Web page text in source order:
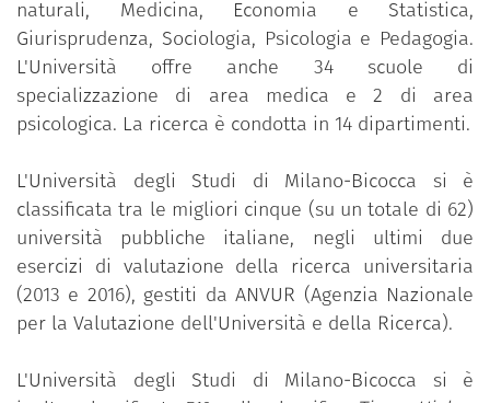
naturali, Medicina, Economia e Statistica,
Giurisprudenza, Sociologia, Psicologia e Pedagogia.
L'Università offre anche 34 scuole di
specializzazione di area medica e 2 di area
psicologica. La ricerca è condotta in 14 dipartimenti.
L'Università degli Studi di Milano-Bicocca si è
classificata tra le migliori cinque (su un totale di 62)
università pubbliche italiane, negli ultimi due
esercizi di valutazione della ricerca universitaria
(2013 e 2016), gestiti da ANVUR (Agenzia Nazionale
per la Valutazione dell'Università e della Ricerca).
L'Università degli Studi di Milano-Bicocca si è